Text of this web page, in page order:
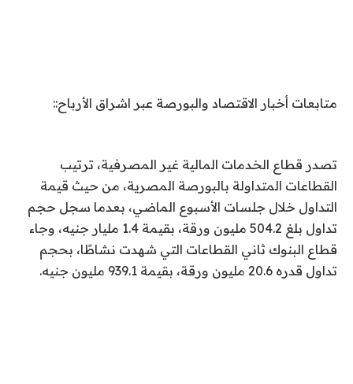
متابعات أخبار الاقتصاد والبورصة عبر اشراق الأرباح::
تصدر قطاع الخدمات المالية غير المصرفية، ترتيب
القطاعات المتداولة بالبورصة المصرية، من حيث قيمة
التداول خلال جلسات الأسبوع الماضي، بعدما سجل حجم
تداول بلغ 504.2 مليون ورقة، بقيمة 1.4 مليار جنيه، وجاء
قطاع البنوك ثاني القطاعات التي شهدت نشاطًا، بحجم
تداول قدره 20.6 مليون ورقة، بقيمة 939.1 مليون جنيه.